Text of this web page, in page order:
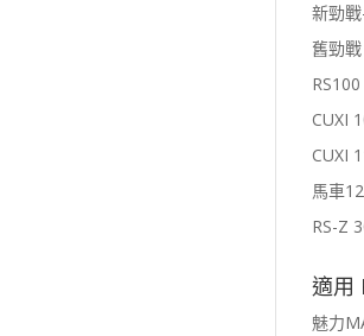
新勁
舊勁
CUXI
CUXI
馬車
RS-Z
適用
魅力